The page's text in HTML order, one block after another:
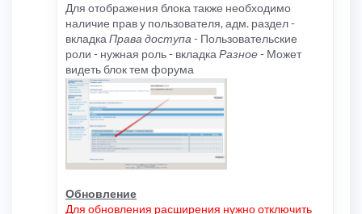
Для отображения блока также необходимо
наличие прав у пользователя, адм. раздел -
вкладка Права доступа - Пользовательские
роли - нужная роль - вкладка Разное- Может
видеть блок тем форума
Обновление
Для обновления расширения нужно отключить